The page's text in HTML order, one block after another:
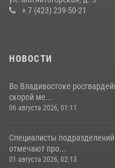
+ 7 (423) 239-50-21
НОВОСТИ
Во Владивостоке
скорой ме...
06 августа 2026, 01:11
Специалисты
отмечают про...
01 августа 2026, 02:13